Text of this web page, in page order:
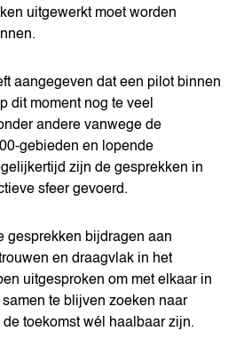
uitgewerkt moet worden
aangegeven dat een pilot binnen
dit moment nog te veel
andere vanwege de
gebieden en lopende
zijn de gesprekken in
sfeer gevoerd.
gesprekken bijdragen aan
en draagvlak in het
uitgesproken om met elkaar in
te blijven zoeken naar
toekomst wél haalbaar zijn.